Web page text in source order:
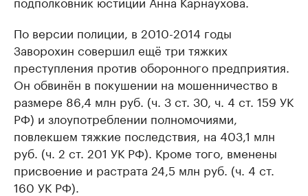
По версии полиции, в 2010-2014 годы
Заворохин совершил ещё три тяжких
преступления против оборонного предприятия.
Он обвинён в покушении на мошенничество в
размере 86,4 млн руб. (ч. 3 ст. 30, ч. 4 ст. 159 УК
РФ) и злоупотреблении полномочиями,
повлекшем тяжкие последствия, на 403,1 млн
руб. (ч. 2 ст. 201 УК РФ). Кроме того, вменены
присвоение и растрата 24,5 млн руб. (ч. 4 ст.
160 УК РФ).